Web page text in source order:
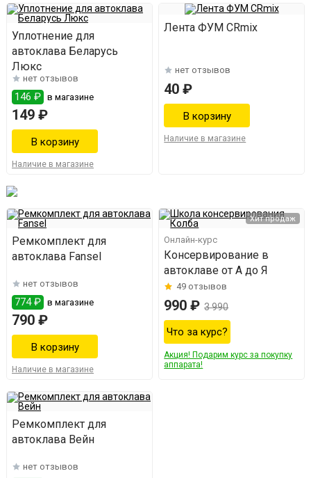
Уплотнение для
автоклава Беларусь
Люкс
нет отзывов
146 ₽ в магазине
149 ₽
Наличие в магазине
Лента ФУМ CRmix
нет отзывов
40 ₽
Наличие в магазине
Ремкомплект для
автоклава Fansel
нет отзывов
774 ₽ в магазине
790 ₽
Наличие в магазине
Хит продаж
Онлайн-курс
Консервирование в
автоклаве от А до Я
49 отзывов
990 ₽ 3 990
Что за курс?
Акция! Подарим курс за покупку
аппарата!
Ремкомплект для
автоклава Вейн
нет отзывов